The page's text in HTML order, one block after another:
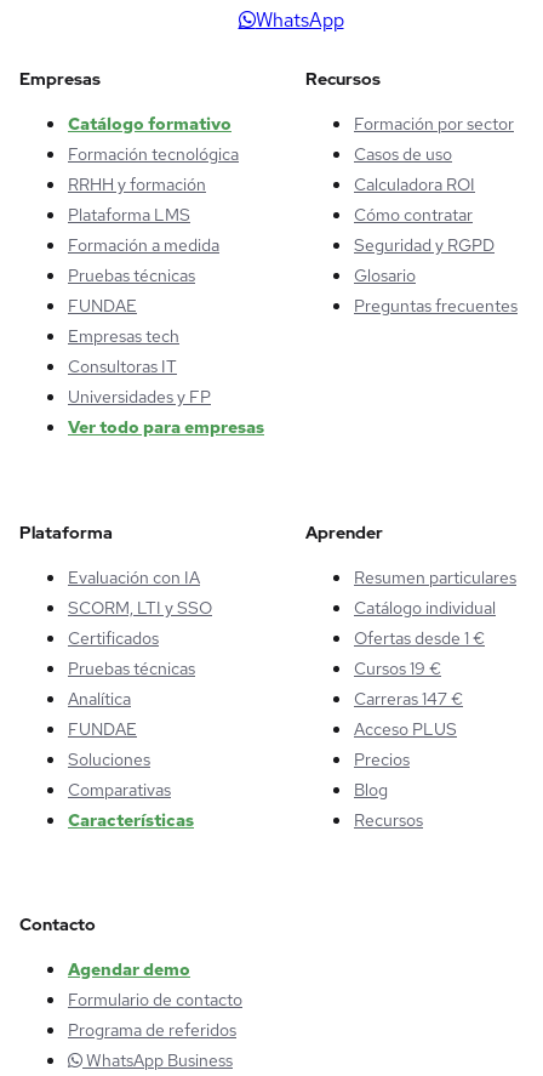
WhatsApp
Empresas
Catálogo formativo
Formación tecnológica
RRHH y formación
Plataforma LMS
Formación a medida
Pruebas técnicas
FUNDAE
Empresas tech
Consultoras IT
Universidades y FP
Ver todo para empresas
Recursos
Formación por sector
Casos de uso
Calculadora ROI
Cómo contratar
Seguridad y RGPD
Glosario
Preguntas frecuentes
Plataforma
Evaluación con IA
SCORM, LTI y SSO
Certificados
Pruebas técnicas
Analítica
FUNDAE
Soluciones
Comparativas
Características
Aprender
Resumen particulares
Catálogo individual
Ofertas desde 1 €
Cursos 19 €
Carreras 147 €
Acceso PLUS
Precios
Blog
Recursos
Contacto
Agendar demo
Formulario de contacto
Programa de referidos
WhatsApp Business